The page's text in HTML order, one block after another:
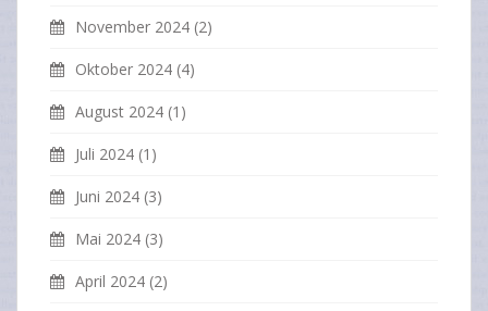
November 2024 (2)
Oktober 2024 (4)
August 2024 (1)
Juli 2024 (1)
Juni 2024 (3)
Mai 2024 (3)
April 2024 (2)